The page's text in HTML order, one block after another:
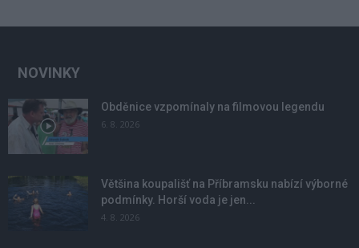
NOVINKY
Obděnice vzpomínaly na filmovou legendu
6. 8. 2026
Většina koupališť na Příbramsku nabízí výborné
podmínky. Horší voda je jen...
4. 8. 2026